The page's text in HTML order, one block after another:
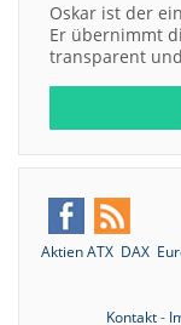
Oskar ist der
Er übernimmt
transparent
Aktien ATX DAX
Kontakt-